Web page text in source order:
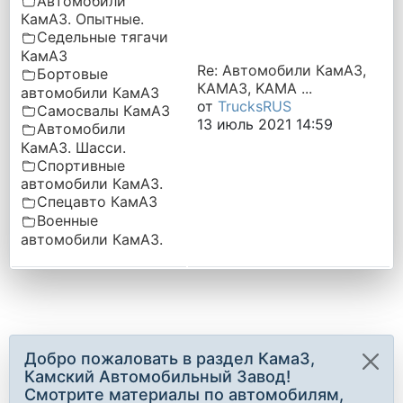
КамАЗ. Опытные.
Седельные тягачи
КамАЗ
Бортовые
автомобили КамАЗ
Самосвалы КамАЗ
Автомобили
КамАЗ. Шасси.
Спортивные
автомобили КамАЗ.
Спецавто КамАЗ
Военные
автомобили КамАЗ.
Re: Автомобили КамАЗ,
КАМАЗ, KAMA ...
от TrucksRUS
13 июль 2021 14:59
Добро пожаловать в раздел КамаЗ,
Камский Автомобильный Завод!
Смотрите материалы по автомобилям,